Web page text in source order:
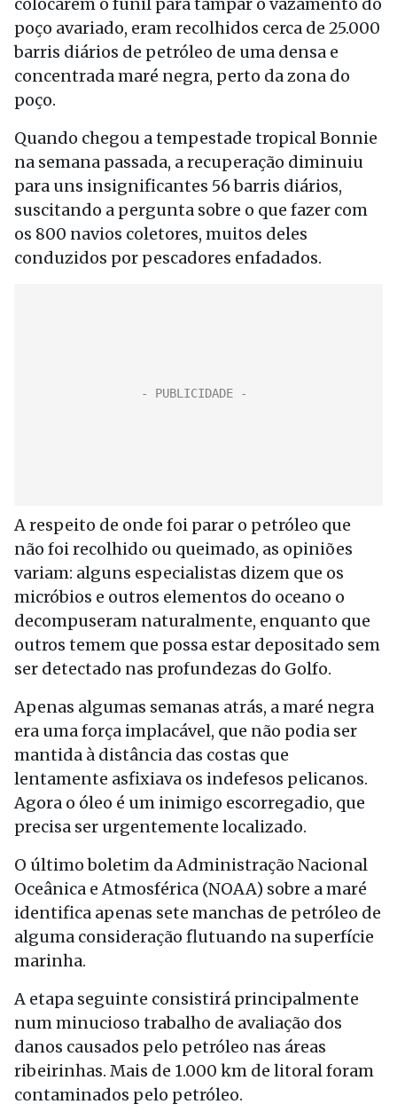
poço avariado, eram recolhidos cerca de 25.000
barris diários de petróleo de uma densa e
concentrada maré negra, perto da zona do
poço.
Quando chegou a tempestade tropical Bonnie
na semana passada, a recuperação diminuiu
para uns insignificantes 56 barris diários,
suscitando a pergunta sobre o que fazer com
os 800 navios coletores, muitos deles
conduzidos por pescadores enfadados.
A respeito de onde foi parar o petróleo que
não foi recolhido ou queimado, as opiniões
variam: alguns especialistas dizem que os
micróbios e outros elementos do oceano o
decompuseram naturalmente, enquanto que
outros temem que possa estar depositado sem
ser detectado nas profundezas do Golfo.
Apenas algumas semanas atrás, a maré negra
era uma força implacável, que não podia ser
mantida à distância das costas que
lentamente asfixiava os indefesos pelicanos.
Agora o óleo é um inimigo escorregadio, que
precisa ser urgentemente localizado.
O último boletim da Administração Nacional
Oceânica e Atmosférica (NOAA) sobre a maré
identifica apenas sete manchas de petróleo de
alguma consideração flutuando na superfície
marinha.
A etapa seguinte consistirá principalmente
num minucioso trabalho de avaliação dos
danos causados pelo petróleo nas áreas
ribeirinhas. Mais de 1.000 km de litoral foram
contaminados pelo petróleo.